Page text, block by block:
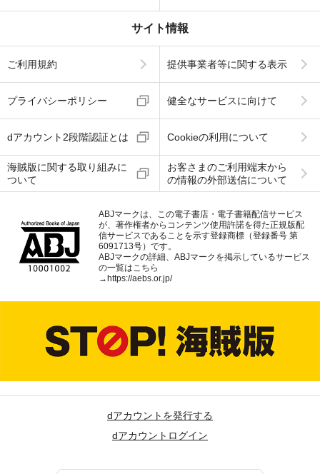
サイト情報
ご利用規約 提供事業者等に関する表示
プライバシーポリシー 健全なサービスに向けて
dアカウント2段階認証とは Cookieの利用について
海賊版に関する取り組みに
ついて
お客さまのご利用端末から
の情報の外部送信について
ABJマークは、この電子書店・電子書籍配信サービス
が、著作権者からコンテンツ使用許諾を得た正規版配
信サービスであることを示す登録商標（登録番号 第
6091713号）です。
ABJマークの詳細、ABJマークを掲示しているサービス
の一覧はこちら
→ https://aebs.or.jp/
dアカウントを発行する
dアカウントログイン